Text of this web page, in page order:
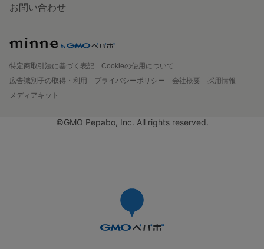
お問い合わせ
特定商取引法に基づく表記
Cookieの使用について
広告識別子の取得・利用
プライバシーポリシー 会社概要
採用情報
メディアキット
©GMO Pepabo, Inc. All rights reserved.